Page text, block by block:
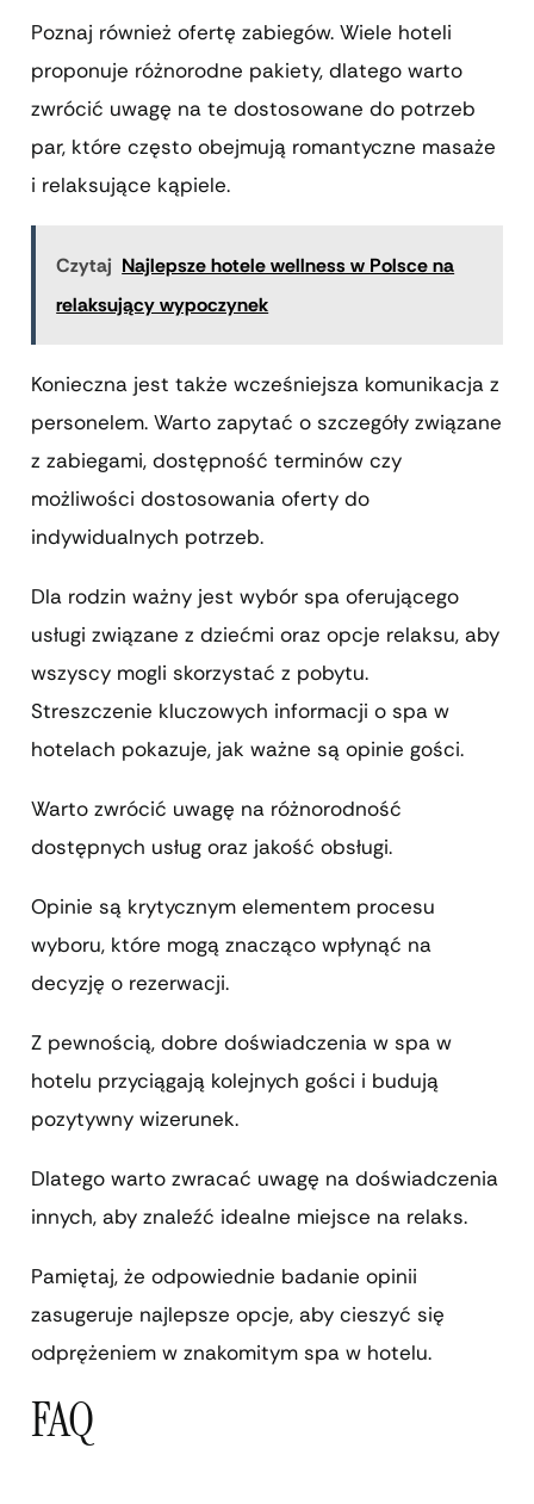
Poznaj również ofertę zabiegów. Wiele hoteli
proponuje różnorodne pakiety, dlatego warto
zwrócić uwagę na te dostosowane do potrzeb
par, które często obejmują romantyczne masaże
i relaksujące kąpiele.
Czytaj Najlepsze hotele wellness w Polsce na
relaksujący wypoczynek
Konieczna jest także wcześniejsza komunikacja z
personelem. Warto zapytać o szczegóły związane
z zabiegami, dostępność terminów czy
możliwości dostosowania oferty do
indywidualnych potrzeb.
Dla rodzin ważny jest wybór spa oferującego
usługi związane z dziećmi oraz opcje relaksu, aby
wszyscy mogli skorzystać z pobytu.
Streszczenie kluczowych informacji o spa w
hotelach pokazuje, jak ważne są opinie gości.
Warto zwrócić uwagę na różnorodność
dostępnych usług oraz jakość obsługi.
Opinie są krytycznym elementem procesu
wyboru, które mogą znacząco wpłynąć na
decyzję o rezerwacji.
Z pewnością, dobre doświadczenia w spa w
hotelu przyciągają kolejnych gości i budują
pozytywny wizerunek.
Dlatego warto zwracać uwagę na doświadczenia
innych, aby znaleźć idealne miejsce na relaks.
Pamiętaj, że odpowiednie badanie opinii
zasugeruje najlepsze opcje, aby cieszyć się
odprężeniem w znakomitym spa w hotelu.
FAQ